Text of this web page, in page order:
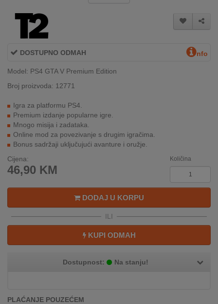
INTERNO
MOJ
AKCIJE
BRENDOVI
NOVO
U
KONTAKT
NA
RATE
DOSTUPNO ODMAH nfo
Model: PS4 GTA V Premium Edition
Broj proizvoda: 12771
Igra za platformu PS4.
Premium izdanje popularne igre.
Mnogo misija i zadataka.
Online mod za povezivanje s drugim igračima.
Bonus sadržaji uključujući avanture i oružje.
Cijena:
46,90 KM
Količina
DODAJ U KORPU
ILI
KUPI ODMAH
Dostupnost: Na stanju!
PLAĆANJE POUZEĆEM